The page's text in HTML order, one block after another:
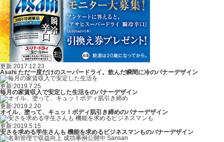
更新:2017.12.23
Asahi ただ一度だけのスーパードライ。飲んだ瞬間に冷のバナーデザイン
更新:2019.7.25
毎月の家賃収入で安定した生活をのバナーデザイン
更新:2019.2.20
オイル、塗って、キュッ！ボディ肌引き締めのバナーデザイン
更新:2019.5.15
安さを求める学生さんも 機能を求めるビジネスマンものバナーデザイン